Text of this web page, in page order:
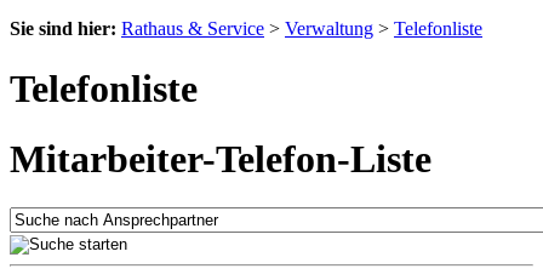
Sie sind hier: Rathaus & Service > Verwaltung > Telefonliste
Telefonliste
Mitarbeiter-Telefon-Liste